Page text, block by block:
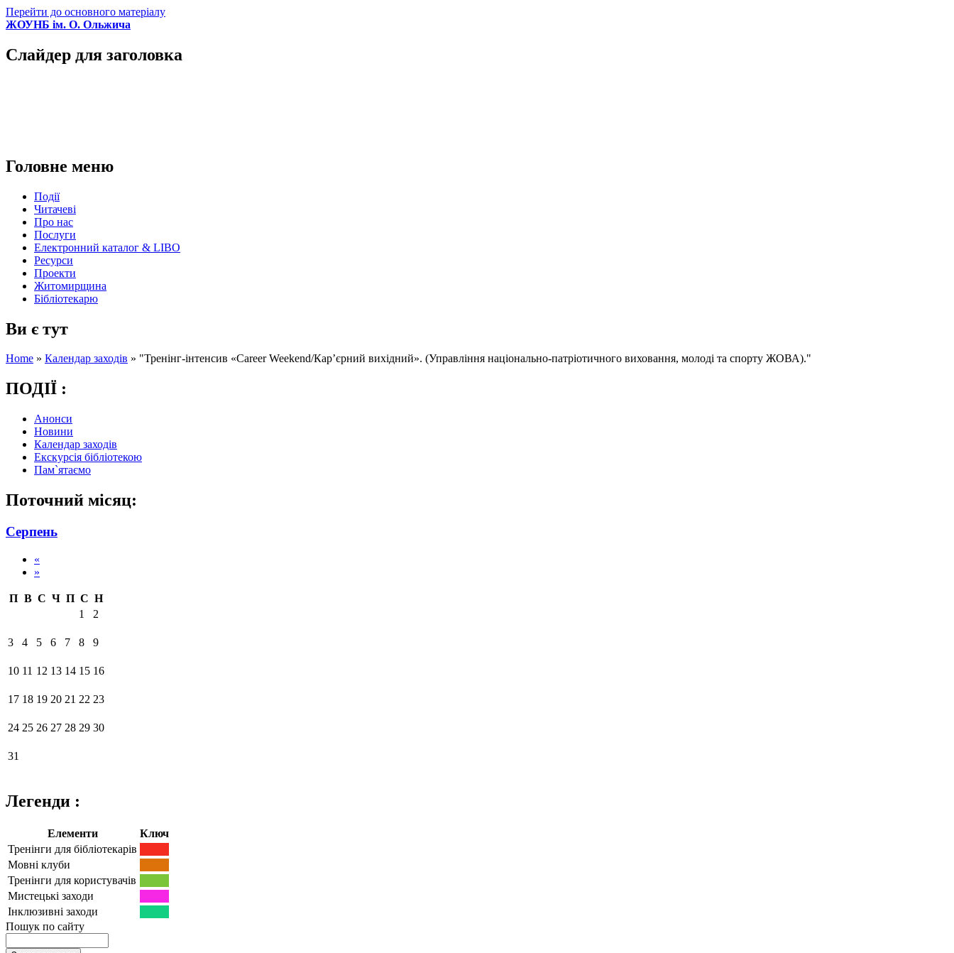
Перейти до основного матеріалу
ЖОУНБ ім. О. Ольжича
Слайдер для заголовка
Головне меню
Події
Читачеві
Про нас
Послуги
Електронний каталог & LIBO
Ресурси
Проекти
Житомирщина
Бібліотекарю
Ви є тут
Home » Календар заходів » "Тренінг-інтенсив «Career Weekend/Кар’єрний вихідний». (Управління національно-патріотичного виховання, молоді та спорту ЖОВА)."
ПОДІЇ :
Анонси
Новини
Календар заходів
Екскурсія бібліотекою
Пам`ятаємо
Поточний місяц:
Серпень
«
»
П В С Ч П С Н
1
2
3 4 5 6 7 8 9
10 11 12 13 14 15 16
17 18 19 20 21 22 23
24 25 26 27 28 29 30
31
Легенди :
Елементи
Ключ
Тренінги для бібліотекарів
Мовні клуби
Тренінги для користувачів
Мистецькі заходи
Інклюзивні заходи
Пошук по сайту